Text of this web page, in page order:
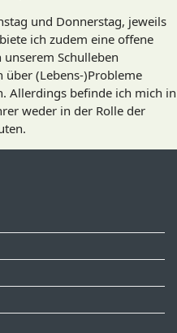
und Donnerstag, jeweils
ich zudem eine offene
Schulleben
über (Lebens-)Probleme
Allerdings befinde ich mich in
weder in der Rolle der